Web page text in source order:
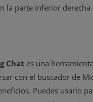
la parte inferior
Chat es una
con el buscador de
Puedes usarlo